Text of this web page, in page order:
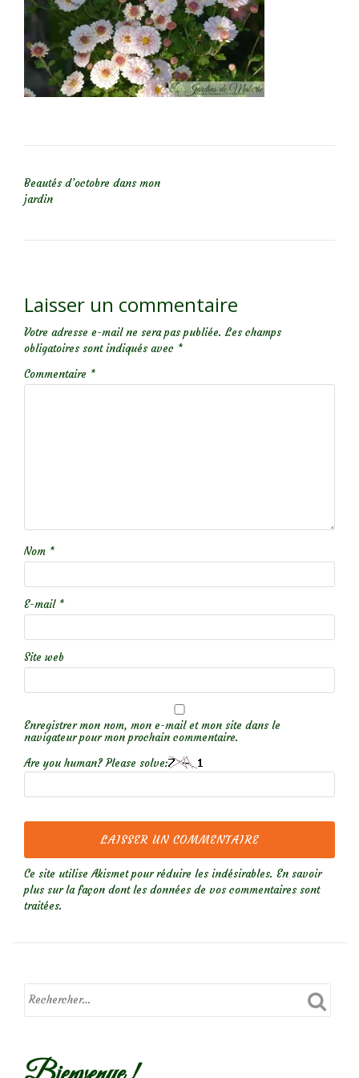
Beautés d’octobre dans mon
jardin
Laisser un commentaire
Votre adresse e-mail ne sera pas publiée. Les champs
obligatoires sont indiqués avec *
Commentaire *
Nom *
E-mail *
Site web
Enregistrer mon nom, mon e-mail et mon site dans le
navigateur pour mon prochain commentaire.
Are you human? Please solve:
Ce site utilise Akismet pour réduire les indésirables. En savoir
plus sur la façon dont les données de vos commentaires sont
traitées.